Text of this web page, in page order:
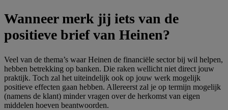
Wanneer merk jij iets van de
positieve brief van Heinen?
Veel van de thema’s waar Heinen de financiële sector bij wil helpen,
hebben betrekking op banken. Die raken wellicht niet direct jouw
praktijk. Toch zal het uiteindelijk ook op jouw werk mogelijk
positieve effecten gaan hebben. Allereerst zal je op termijn mogelijk
(namens de klant) minder vragen over de herkomst van eigen
middelen hoeven beantwoorden.